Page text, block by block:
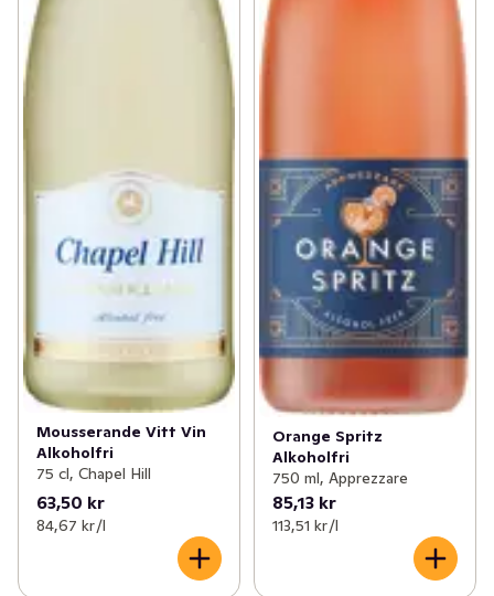
Mousserande Vitt Vin
Alkoholfri
75 cl, Chapel Hill
63,50 kr
84,67 kr /l
Orange Spritz
Alkoholfri
750 ml, Apprezzare
85,13 kr
113,51 kr /l